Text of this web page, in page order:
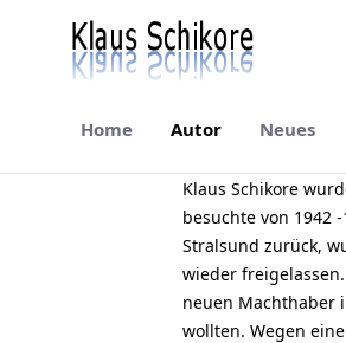
Home Autor Neues
Klaus Schikore
besuchte von 1942
Stralsund zurück,
wieder
neuen Machthaber
wollten. Wegen